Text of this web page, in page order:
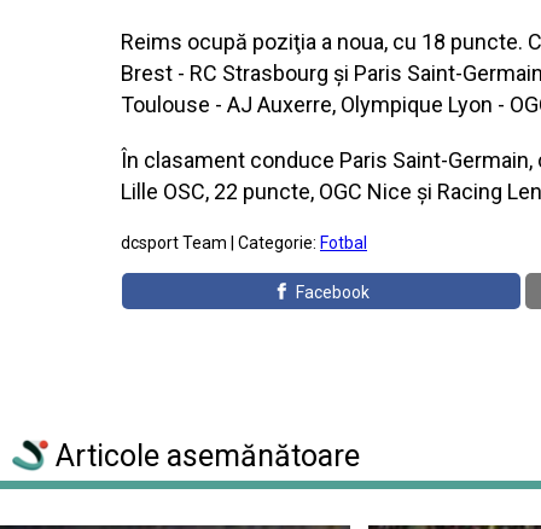
Reims ocupă poziţia a noua, cu 18 puncte.
Brest - RC Strasbourg şi Paris Saint-
Toulouse - AJ Auxerre, Olympique Lyon -
În clasament conduce Paris Saint-
Lille OSC, 22 puncte, OGC Nice şi Racing
dcsport Team | Categorie: Fotbal
Facebook
Articole asemănătoare